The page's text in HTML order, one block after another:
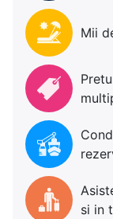
Mii
si in